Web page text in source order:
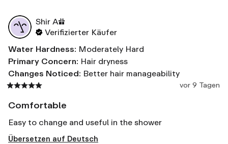
Shir A
Verifizierter Käufer
Water Hardness: Moderately Hard
Primary Concern: Hair dryness
Changes Noticed: Better hair manageability
vor 9 Tagen
Comfortable
Easy to change and useful in the shower
Übersetzen auf Deutsch